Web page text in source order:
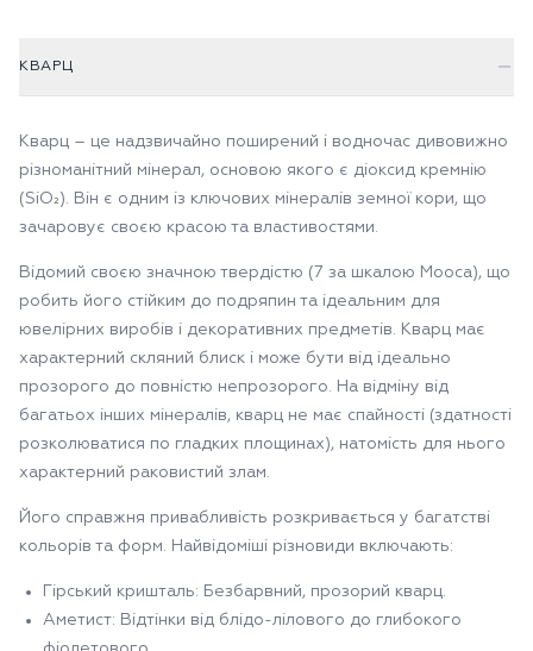
КВАРЦ
Кварц – це надзвичайно поширений і водночас дивовижно
різноманітний мінерал, основою якого є діоксид кремнію
(SiO₂). Він є одним із ключових мінералів земної кори, що
зачаровує своєю красою та властивостями.
Відомий своєю значною твердістю (7 за шкалою Мооса), що
робить його стійким до подряпин та ідеальним для
ювелірних виробів і декоративних предметів. Кварц має
характерний скляний блиск і може бути від ідеально
прозорого до повністю непрозорого. На відміну від
багатьох інших мінералів, кварц не має спайності (здатності
розколюватися по гладких площинах), натомість для нього
характерний раковистий злам.
Його справжня привабливість розкривається у багатстві
кольорів та форм. Найвідоміші різновиди включають:
Гірський кришталь: Безбарвний, прозорий кварц.
Аметист: Відтінки від блідо-лілового до глибокого